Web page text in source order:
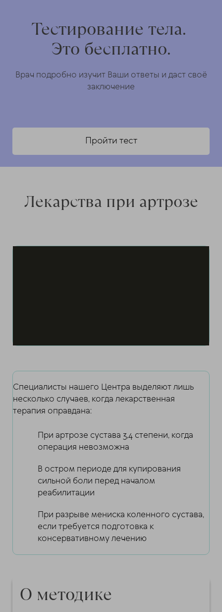
Тестирование тела.
Это бесплатно.
Врач подробно изучит Ваши ответы и даст своё
заключение
Пройти тест
Лекарства при артрозе
Специалисты нашего Центра выделяют лишь
несколько случаев, когда лекарственная
терапия оправдана:
При артрозе сустава 3,4 степени, когда
операция невозможна
В остром периоде для купирования
сильной боли перед началом
реабилитации
При разрыве мениска коленного сустава,
если требуется подготовка к
консервативному лечению
О методике